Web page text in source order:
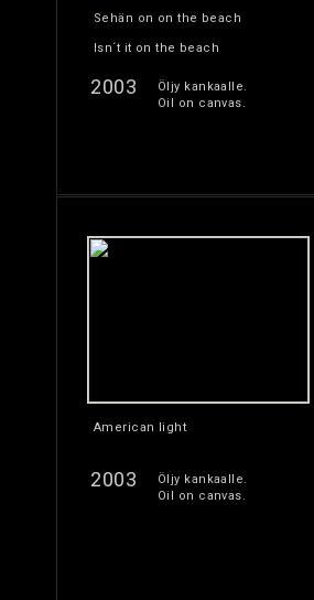
Sehän on on the beach
Isn´t it on the beach
2003
Öljy kankaalle.
Oil on canvas.
American light
2003
Öljy kankaalle.
Oil on canvas.